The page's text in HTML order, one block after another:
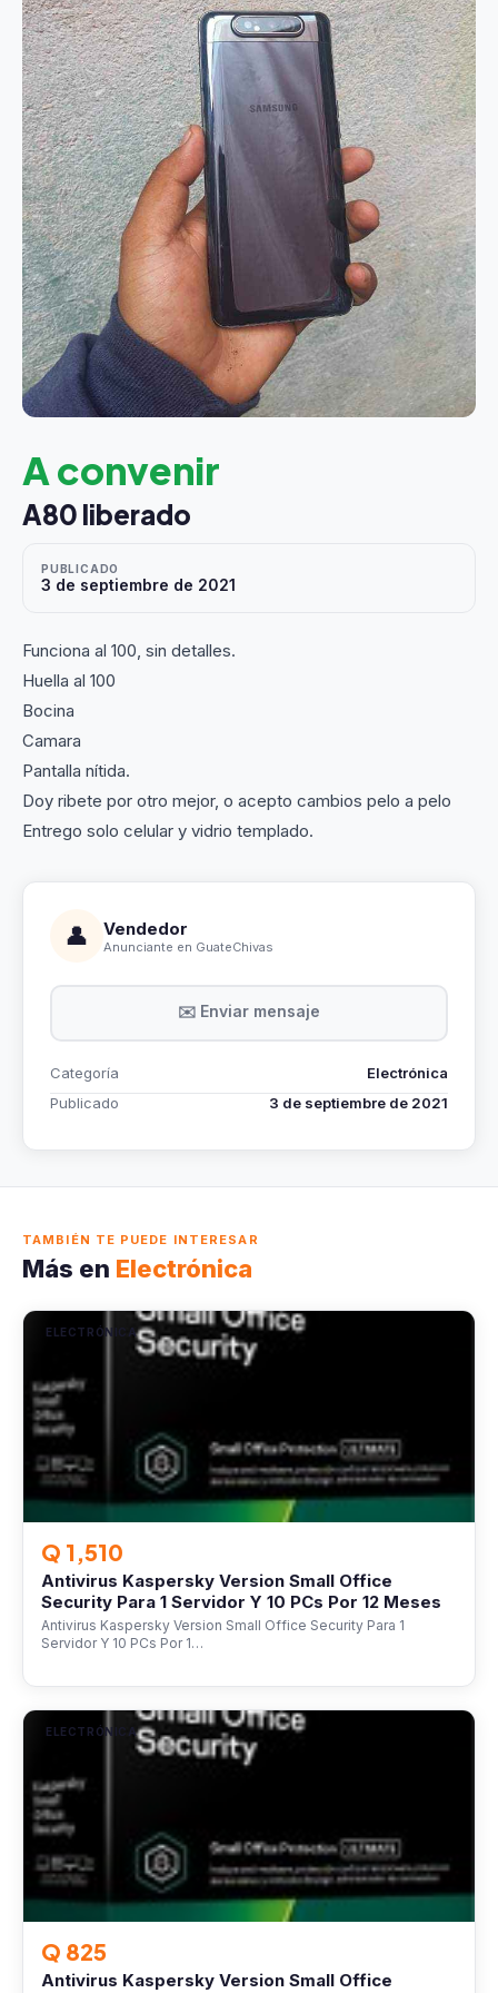
A convenir
A80 liberado
PUBLICADO
3 de septiembre de 2021
Funciona al 100, sin detalles.
Huella al 100
Bocina
Camara
Pantalla nítida.
Doy ribete por otro mejor, o acepto cambios pelo a pelo
Entrego solo celular y vidrio templado.
👤 Vendedor
Anunciante en GuateChivas
✉️ Enviar mensaje
Categoría
Electrónica
Publicado
3 de septiembre de 2021
TAMBIÉN TE PUEDE INTERESAR
Más en Electrónica
ELECTRÓNICA
Q 1,510
Antivirus Kaspersky Version Small Office
Security Para 1 Servidor Y 10 PCs Por 12 Meses
Antivirus Kaspersky Version Small Office Security Para 1
Servidor Y 10 PCs Por 1…
ELECTRÓNICA
Q 825
Antivirus Kaspersky Version Small Office